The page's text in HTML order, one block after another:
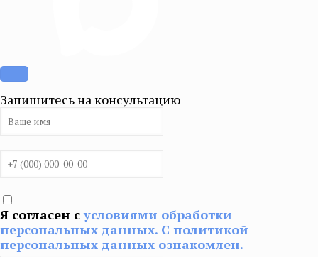
Запишитесь на консультацию
Я согласен сусловиями обработки
персональных данных. С политикой
персональных данных ознакомлен.